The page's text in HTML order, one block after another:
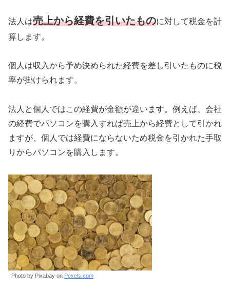
法人は売上から経費を引いたものに対して税金を計
算します。
個人は収入から予め決められた経費を差し引いたものに税
率が掛けられます。
法人と個人ではこの経費が金額が違います。例えば、会社
の経費でパソコンを購入すれば売上から経費として引かれ
ますが、個人では経費にならないため税金を引かれた手取
りからパソコンを購入します。
Photo by Pixabay on Pexels.com